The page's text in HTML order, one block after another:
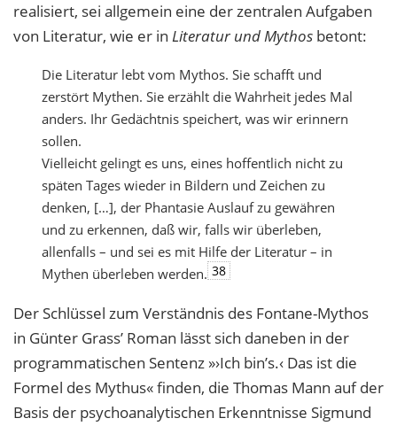
realisiert, sei allgemein eine der zentralen Aufgaben
von Literatur, wie er in Literatur und Mythos betont:
Die Literatur lebt vom Mythos. Sie schafft und
zerstört Mythen. Sie erzählt die Wahrheit jedes Mal
anders. Ihr Gedächtnis speichert, was wir erinnern
sollen.
Vielleicht gelingt es uns, eines hoffentlich nicht zu
späten Tages wieder in Bildern und Zeichen zu
denken, […], der Phantasie Auslauf zu gewähren
und zu erkennen, daß wir, falls wir überleben,
allenfalls – und sei es mit Hilfe der Literatur – in
Mythen überleben werden. 38
Der Schlüssel zum Verständnis des Fontane-Mythos
in Günter Grass’ Roman lässt sich daneben in der
programmatischen Sentenz »›Ich bin’s.‹ Das ist die
Formel des Mythus« finden, die Thomas Mann auf der
Basis der psychoanalytischen Erkenntnisse Sigmund